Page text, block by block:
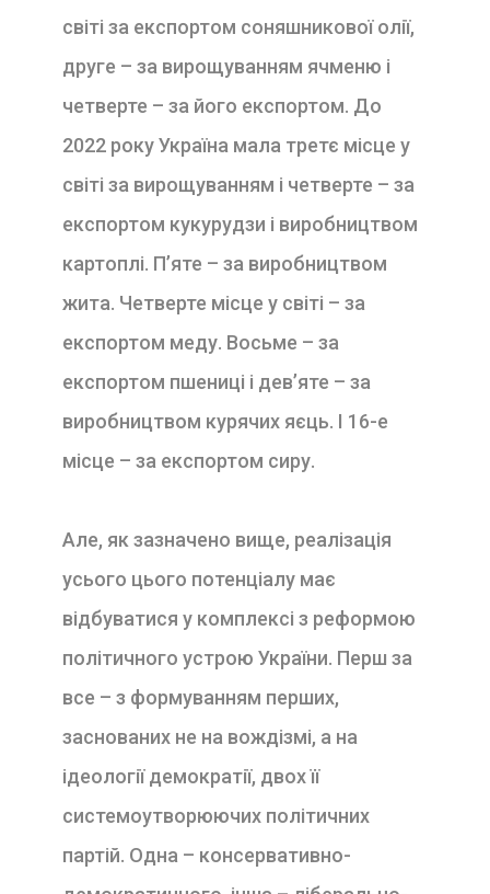
світі за експортом соняшникової олії,
друге – за вирощуванням ячменю і
четверте – за його експортом. До
2022 року Україна мала третє місце у
світі за вирощуванням і четверте – за
експортом кукурудзи і виробництвом
картоплі. П’яте – за виробництвом
жита. Четверте місце у світі – за
експортом меду. Восьме – за
експортом пшениці і дев’яте – за
виробництвом курячих яєць. І 16-е
місце – за експортом сиру.
Але, як зазначено вище, реалізація
усього цього потенціалу має
відбуватися у комплексі з реформою
політичного устрою України. Перш за
все – з формуванням перших,
заснованих не на вождізмі, а на
ідеології демократії, двох її
системоутворюючих політичних
партій. Одна – консервативно-